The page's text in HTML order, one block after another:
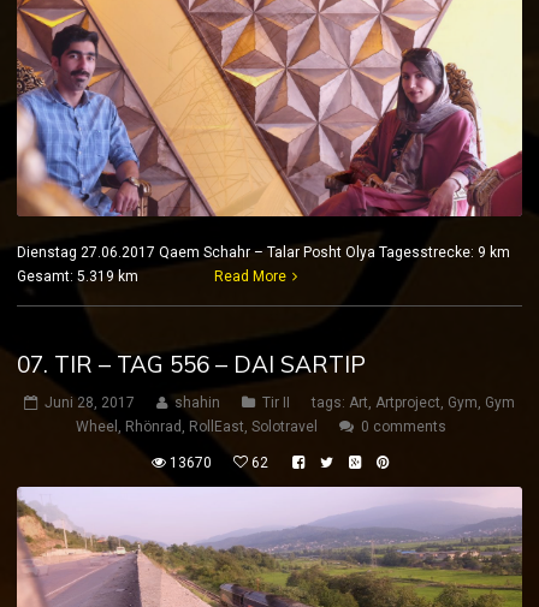
Dienstag 27.06.2017 Qaem Schahr – Talar Posht Olya Tagesstrecke: 9 km
Gesamt: 5.319 km
Read More
07. TIR – TAG 556 – DAI SARTIP
Juni 28, 2017 shahin Tir II tags: Art, Artproject, Gym, Gym
Wheel , Rhönrad , RollEast, Solotravel 0 comments
13670 62